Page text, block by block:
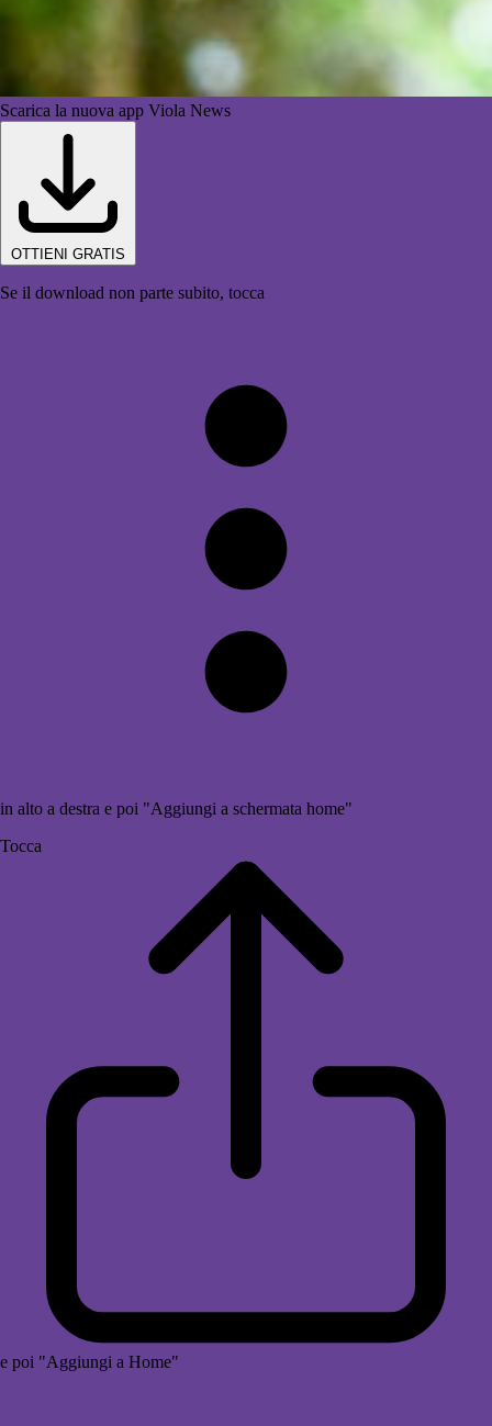
Scarica la nuova app Viola News
OTTIENI GRATIS
Se il download non parte subito, tocca
in alto a destra e poi "Aggiungi a schermata home"
Tocca
e poi "Aggiungi a Home"